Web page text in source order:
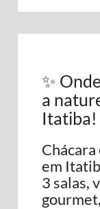
✨
a
Itatiba!
em
3 salas,